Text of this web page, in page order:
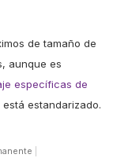
de tamaño de
aunque es
específicas de
estandarizado.